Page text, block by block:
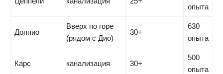
опыта
Доппио
Вверх по горе
(рядом с Дио)
30+
630
опыта
Карс канализация 30+
500
опыта